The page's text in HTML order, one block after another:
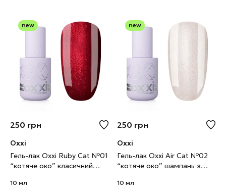
new
250 грн
Oxxi
Гель-лак Oxxi Ruby Cat №01
“котяче око” класичний
10 мл
new
250 грн
Oxxi
Гель-лак Oxxi Air Cat №02
“котяче око” шампань з
мл
10 мл